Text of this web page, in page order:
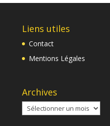
Liens utiles
Contact
Mentions Légales
Archives
Archives